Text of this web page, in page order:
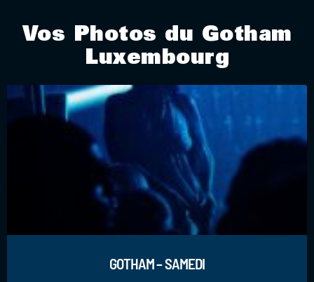
Vos Photos du Gotham
Luxembourg
GOTHAM – SAMEDI